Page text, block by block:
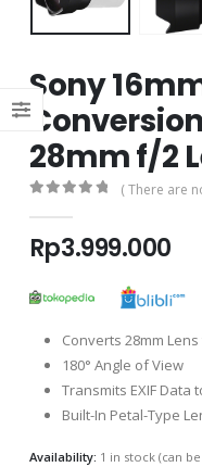
Sony
28mm f/2
( There are
Rp3.999.000
Converts 28mm
180° Angle of View
Transmits EXIF Data
Built-In Petal-Type
Availability: 1 in stock (can